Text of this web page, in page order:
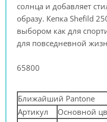
солнца и добавляет
образу. Кепка Shefild
выбором как для
для повседневной
65800
Ближайший Pantone
Артикул
Основной